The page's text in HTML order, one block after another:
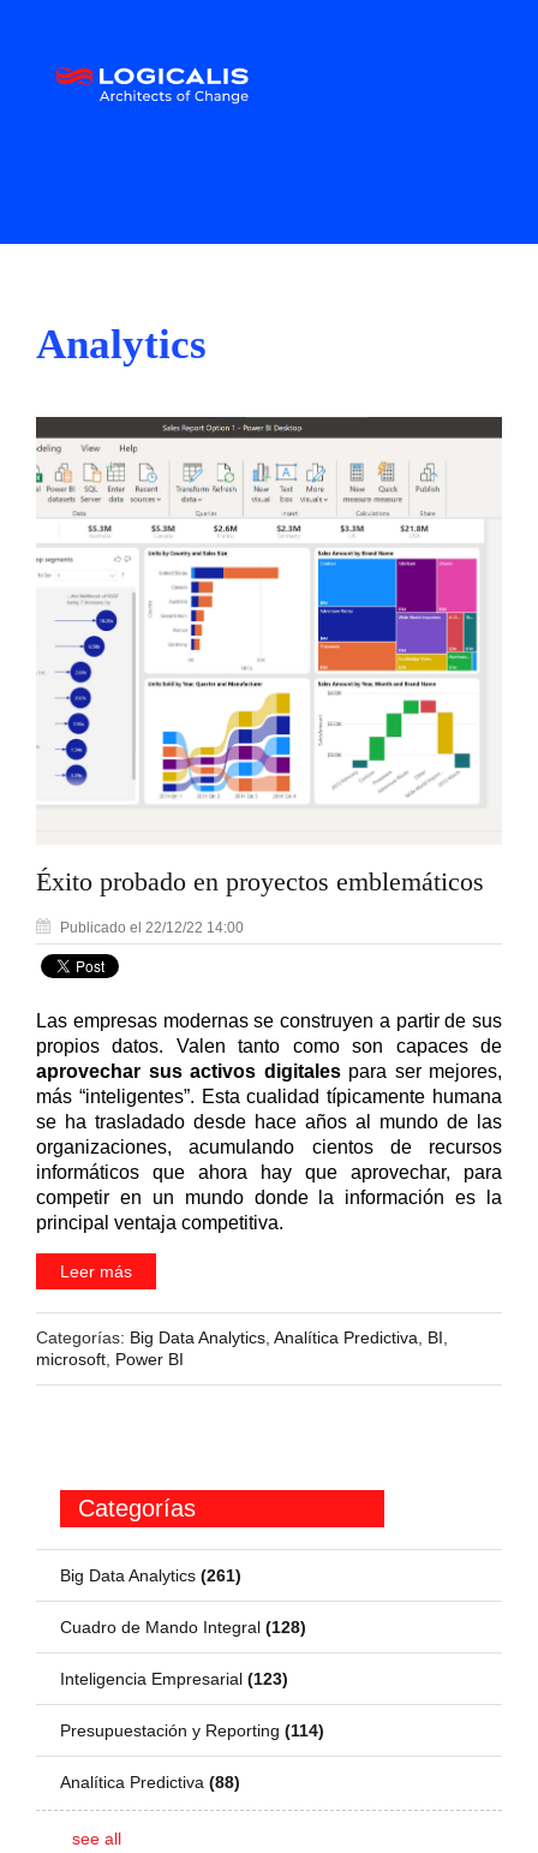
Analytics
Éxito probado en proyectos emblemáticos
Publicado el 22/12/22 14:00
Las empresas modernas se construyen a partir de sus
propios datos. Valen tanto como son capaces de
aprovechar sus activos digitalespara ser mejores,
más “inteligentes”. Esta cualidad típicamente humana
se ha trasladado desde hace años al mundo de las
organizaciones, acumulando cientos de recursos
informáticos que ahora hay que aprovechar, para
competir en un mundo donde la información es la
principal ventaja competitiva.
Leer más
Categorías: Big Data Analytics Analítica Predictiva BI
microsoft Power BI
Categorías
Big Data Analytics (261)
Cuadro de Mando Integral (128)
Inteligencia Empresarial (123)
Presupuestación y Reporting (114)
Analítica Predictiva (88)
see all